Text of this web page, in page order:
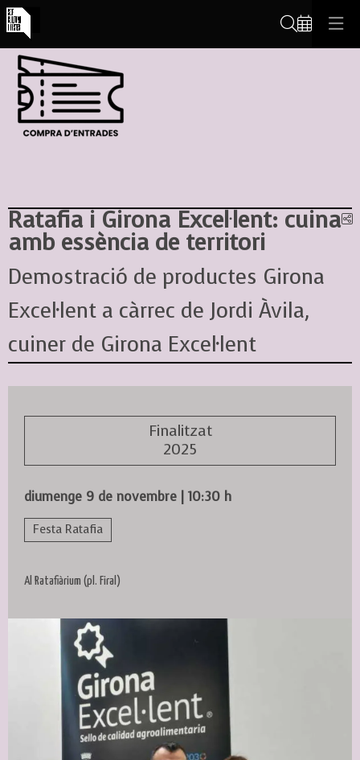
Ratafia i Girona Excel·lent: cuina
amb essència de territori
Demostració de productes Girona
Excel·lent a càrrec de Jordi Àvila,
cuiner de Girona Excel·lent
Finalitzat
2025
diumenge 9 de novembre | 10:30 h
Festa Ratafia
Al Ratafiàrium (pl. Firal)